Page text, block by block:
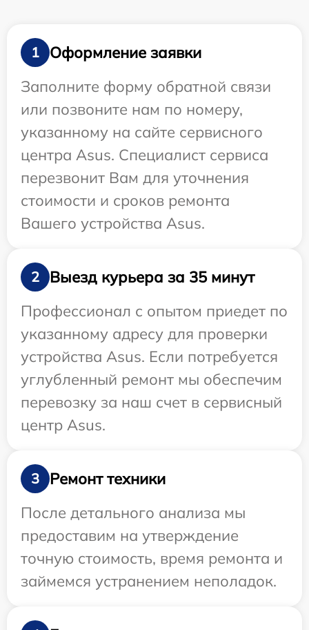
1
Оформление заявки
Заполните форму обратной связи
или позвоните нам по номеру,
указанному на сайте сервисного
центра Asus. Специалист сервиса
перезвонит Вам для уточнения
стоимости и сроков ремонта
Вашего устройства Asus.
2
Выезд курьера за 35 минут
Профессионал с опытом приедет по
указанному адресу для проверки
устройства Asus. Если потребуется
углубленный ремонт мы обеспечим
перевозку за наш счет в сервисный
центр Asus.
3
Ремонт техники
После детального анализа мы
предоставим на утверждение
точную стоимость, время ремонта и
займемся устранением неполадок.